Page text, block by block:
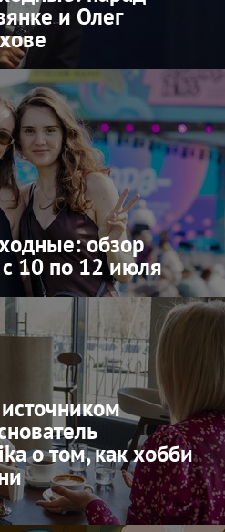
и Олег
обзор
10 по 12 июля
о том, как хобби